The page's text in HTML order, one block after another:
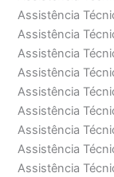
Assistência
Assistência
Assistência
Assistência
Assistência
Assistência
Assistência
Assistência
Assistência